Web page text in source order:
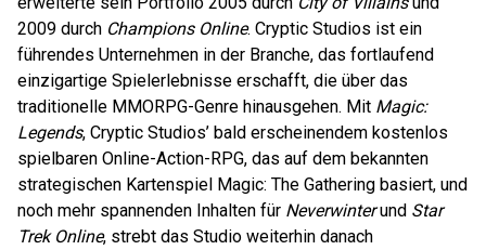
2009 durch Champions Online. Cryptic Studios ist ein
führendes Unternehmen in der Branche, das fortlaufend
einzigartige Spielerlebnisse erschafft, die über das
traditionelle MMORPG-Genre hinausgehen. Mit Magic:
Legends, Cryptic Studios’ bald erscheinendem kostenlos
spielbaren Online-Action-RPG, das auf dem bekannten
strategischen Kartenspiel Magic: The Gathering basiert, und
noch mehr spannenden Inhalten für Neverwinterund Star
Trek Online, strebt das Studio weiterhin danach